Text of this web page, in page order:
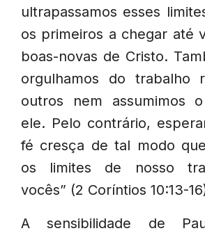
ultrapassamos esses
os primeiros a chegar até
boas-novas de Cristo.
orgulhamos do trabalho
outros nem assumimos
ele. Pelo contrário,
fé cresça de tal modo
os limites de nosso
vocês” (2 Coríntios 10:13-
A sensibilidade de